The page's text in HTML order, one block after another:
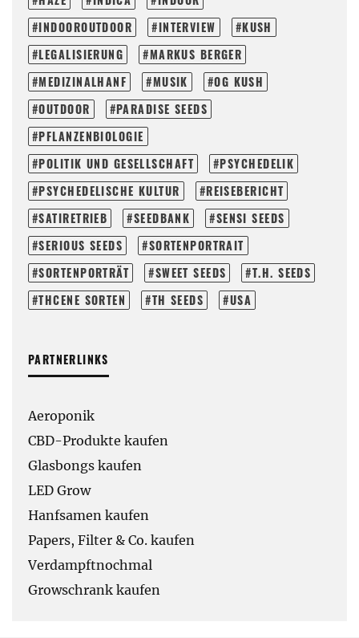
INDOOROUTDOOR
INTERVIEW
KUSH
LEGALISIERUNG
MARKUS BERGER
MEDIZINALHANF
MUSIK
OG KUSH
OUTDOOR
PARADISE SEEDS
PFLANZENBIOLOGIE
POLITIK UND GESELLSCHAFT
PSYCHEDELIK
PSYCHEDELISCHE KULTUR
REISEBERICHT
SATIRETRIEB
SEEDBANK
SENSI SEEDS
SERIOUS SEEDS
SORTENPORTRAIT
SORTENPORTRÄT
SWEET SEEDS
T.H. SEEDS
THCENE SORTEN
TH SEEDS USA
PARTNERLINKS
Aeroponik
CBD-Produkte kaufen
Glasbongs kaufen
LED Grow
Hanfsamen kaufen
Papers, Filter & Co. kaufen
Verdampftnochmal
Growschrank kaufen